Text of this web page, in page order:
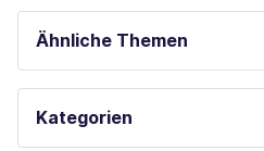
Ähnliche Themen
SPIELAUTOMATEN
SPORTWETTEN
Kategorien